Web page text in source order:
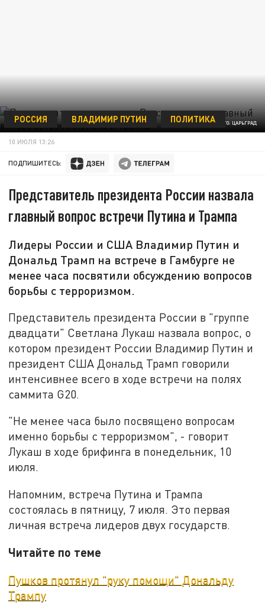
ФОТО: ЦАРЬГРАД
РОССИЯ ВЛАДИМИР ПУТИН ПОЛИТИКА
10 ИЮЛЯ 13:26
ПОДПИШИТЕСЬ:
Представитель президента России назвала
главный вопрос встречи Путина и Трампа
Лидеры России и США Владимир Путин и
Дональд Трамп на встрече в Гамбурге не
менее часа посвятили обсуждению вопросов
борьбы с терроризмом.
Представитель президента России в "группе
двадцати" Светлана Лукаш назвала вопрос, о
котором президент России Владимир Путин и
президент США Дональд Трамп говорили
интенсивнее всего в ходе встречи на полях
саммита G20.
"Не менее часа было посвящено вопросам
именно борьбы с терроризмом", - говорит
Лукаш в ходе брифинга в понедельник, 10
июля.
Напомним, встреча Путина и Трампа
состоялась в пятницу, 7 июля. Это первая
личная встреча лидеров двух государств.
Читайте по теме
Пушков протянул "руку помощи" Дональду
Трампу